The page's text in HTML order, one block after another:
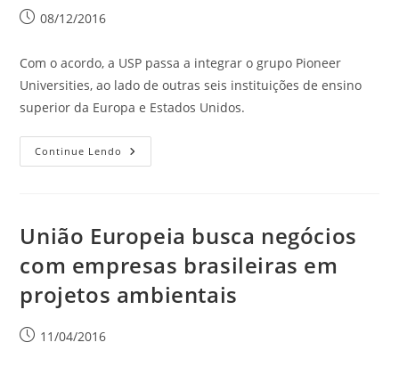
08/12/2016
Com o acordo, a USP passa a integrar o grupo Pioneer
Universities, ao lado de outras seis instituições de ensino
superior da Europa e Estados Unidos.
Continue Lendo
União Europeia busca negócios
com empresas brasileiras em
projetos ambientais
11/04/2016